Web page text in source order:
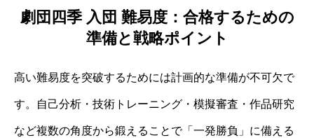
劇団四季 入団 難易度：合格するための
準備と戦略ポイント
高い難易度を突破するためには計画的な準備が不可欠で
す。自己分析・技術トレーニング・模擬審査・作品研究
など複数の角度から鍛えることで「一発勝負」に備える